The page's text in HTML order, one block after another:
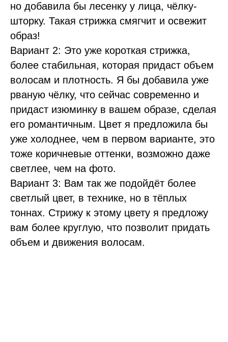
но добавила бы лесенку у лица, чёлку-
шторку. Такая стрижка смягчит и освежит
образ!
Вариант 2: Это уже короткая стрижка,
более стабильная, которая придаст объем
волосам и плотность. Я бы добавила уже
рваную чёлку, что сейчас современно и
придаст изюминку в вашем образе, сделая
его романтичным. Цвет я предложила бы
уже холоднее, чем в первом варианте, это
тоже коричневые оттенки, возможно даже
светлее, чем на фото.
Вариант 3: Вам так же подойдёт более
светлый цвет, в технике, но в тёплых
тоннах. Стрижу к этому цвету я предложу
вам более круглую, что позволит придать
объем и движения волосам.